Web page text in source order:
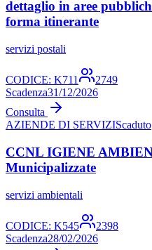
dettaglio in aree
forma itinerante
servizi postali
CODICE: K711
2749
Scadenza31/12/2026
Consulta
AZIENDE DI SERVIZIScaduto
CCNL IGIENE
Municipalizzate
servizi ambientali
CODICE: K545
2398
Scadenza28/02/2026